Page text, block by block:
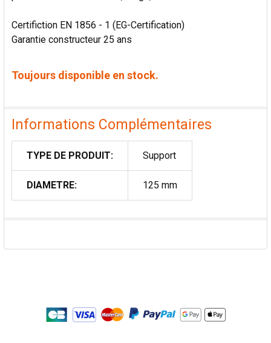
Certifiction EN 1856 - 1 (EG-Certification)
Garantie constructeur 25 ans
Toujours disponible en stock.
Informations Complémentaires
TYPE DE PRODUIT: Support
DIAMETRE: 125 mm